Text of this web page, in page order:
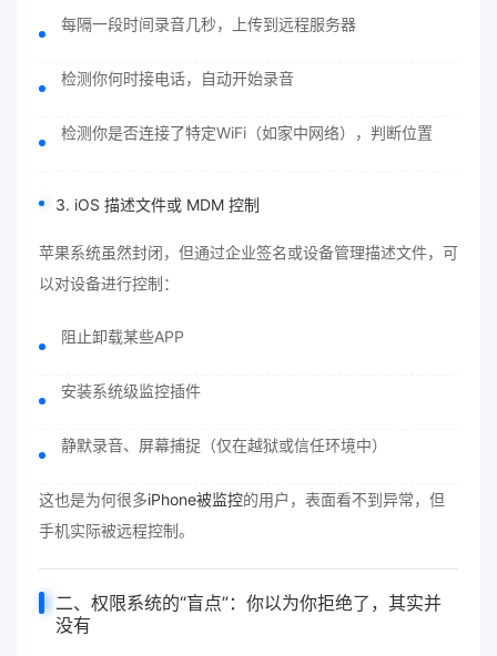
每隔一段时间录音几秒，上传到远程服务器
检测你何时接电话，自动开始录音
检测你是否连接了特定WiFi（如家中网络），判断位置
3. iOS 描述文件或 MDM 控制
苹果系统虽然封闭，但通过企业签名或设备管理描述文件，可
以对设备进行控制：
阻止卸载某些APP
安装系统级监控插件
静默录音、屏幕捕捉（仅在越狱或信任环境中）
这也是为何很多iPhone被监控的用户，表面看不到异常，但
手机实际被远程控制。
二、权限系统的“盲点”：你以为你拒绝了，其实并
没有